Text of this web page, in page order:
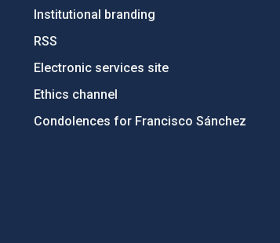
Institutional branding
RSS
Electronic services site
Ethics channel
Condolences for Francisco Sánchez